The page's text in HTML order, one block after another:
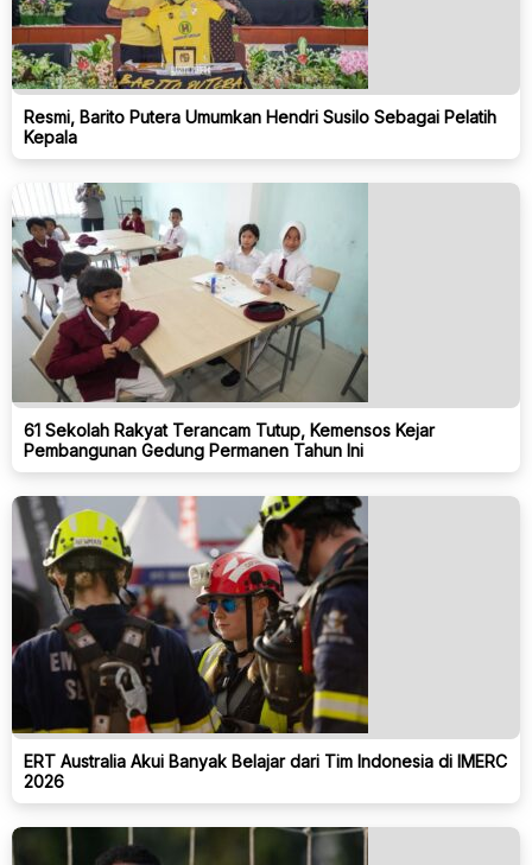
Resmi, Barito Putera Umumkan Hendri Susilo Sebagai Pelatih
Kepala
61 Sekolah Rakyat Terancam Tutup, Kemensos Kejar
Pembangunan Gedung Permanen Tahun Ini
ERT Australia Akui Banyak Belajar dari Tim Indonesia di IMERC
2026